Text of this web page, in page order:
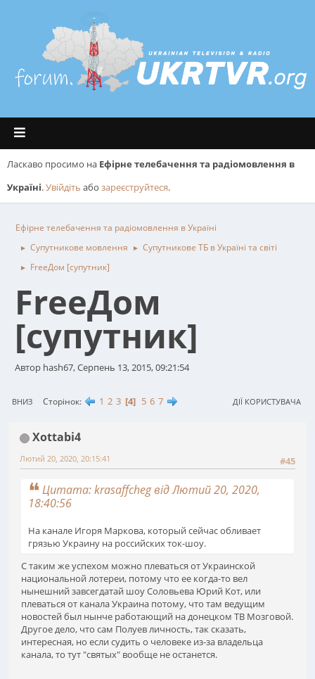
Ласкаво просимо на Ефірне телебачення та радіомовлення в
Україні.Увійдіть або зареєструйтеся.
Ефірне телебачення та радіомовлення в Україні
► Супутникове мовлення ► Супутникове ТБ в Україні та світі
► FreeДом [супутник]
FreeДом
[супутник]
Автор hash67, Серпень 13, 2015, 09:21:54
ВНИЗ Сторінок 1 2 3 4 5 6 7 ДІЇ КОРИСТУВАЧА
Xottabi4
#45
Лютий 20, 2020, 20:15:41
Цитата: krasaffcheg від Лютий 20, 2020,
18:40:56
На канале Игоря Маркова, который сейчас обливает
грязью Украину на российских ток-шоу.
С таким же успехом можно плеваться от Украинской
национальной лотереи, потому что ее когда-то вел
нынешний завсегдатай шоу Соловьева Юрий Кот, или
плеваться от канала Украина потому, что там ведущим
новостей был нынче работающий на донецком ТВ Мозговой.
Другое дело, что сам Полуев личность, так сказать,
интересная, но если судить о человеке из-за владельца
канала, то тут "святых" вообще не останется.